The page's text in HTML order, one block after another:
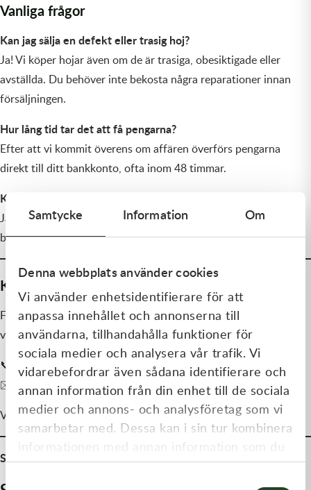
Samtycke Information Om
Denna webbplats använder cookies
Vi använder enhetsidentifierare för att
anpassa innehållet och annonserna till
användarna, tillhandahålla funktioner för
sociala medier och analysera vår trafik. Vi
vidarebefordrar även sådana identifierare och
annan information från din enhet till de sociala
medier och annons- och analysföretag som vi
samarbetar med. Dessa kan i sin tur kombinera
informationen med annan information som du
har tillhandahållit eller som de har samlat in
Samtyckesval
Vanliga frågor
Kan jag sälja en defekt eller trasig hoj?
Ja! Vi köper hojar även om de är trasiga, obesiktigade eller
avställda. Du behöver inte bekosta några reparationer innan
försäljningen.
Hur lång tid tar det att få pengarna?
Efter att vi kommit överens om affären överförs pengarna
direkt till ditt bankkonto, ofta inom 48 timmar.
Kan ni hämta min hoj?
Ja, vi kan ordna hämtning av din hoj, oavsett var i Sverige du
befinner dig. Kontakta oss för mer information.
Kontakta oss för en snabb affär
Fyll i formuläret eller kontakta oss direkt för en kostnadsfri
värdering av din motocross eller enduro.
📞
Telefon: 0500 – 46 19 50
✉️
info @stomberg.se
Vi ser fram emot att göra en trygg och enkel affär med dig!
Sälj din motocross eller enduro – snabbt och enkelt!